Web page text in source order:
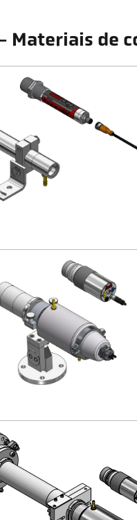
Materiais de